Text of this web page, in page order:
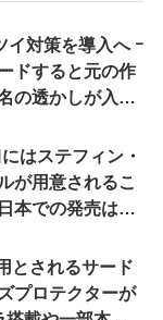
イ対策を導入へ ｰ
ドすると元の作
の透かしが入る
はステフィン・
が用意されるこ
本での発売は期
とされるサード
プロテクターが